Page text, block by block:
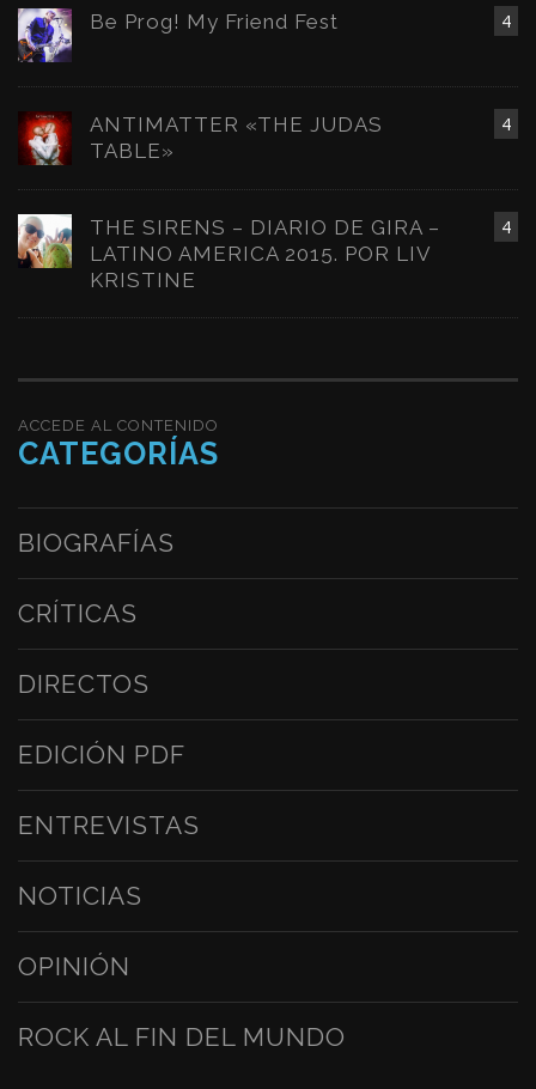
4
Be Prog! My Friend Fest
4
ANTIMATTER «THE JUDAS
TABLE»
4
THE SIRENS – DIARIO DE GIRA –
LATINO AMERICA 2015. POR LIV
KRISTINE
ACCEDE AL CONTENIDO
CATEGORÍAS
BIOGRAFÍAS
CRÍTICAS
DIRECTOS
EDICIÓN PDF
ENTREVISTAS
NOTICIAS
OPINIÓN
ROCK AL FIN DEL MUNDO